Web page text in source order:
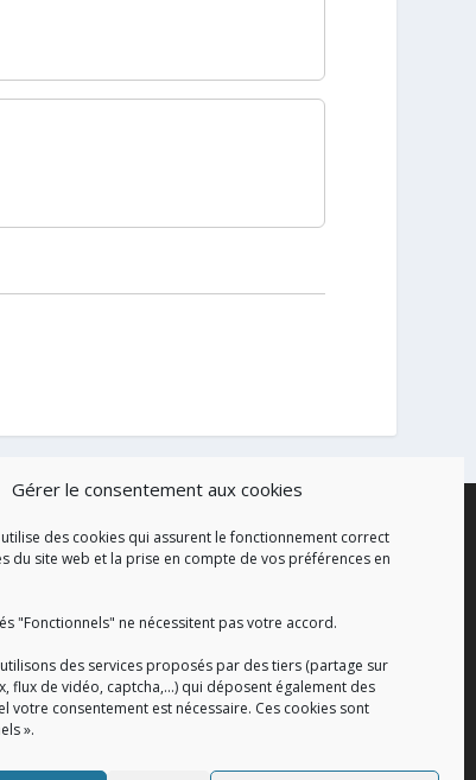
Gérer le consentement aux cookies
des cookies qui assurent le fonctionnement correct
du site web et la prise en compte de vos préférences en
"Fonctionnels" ne nécessitent pas votre accord.
utilisons des services proposés par des tiers (partage sur
flux de vidéo, captcha,...) qui déposent également des
votre consentement est nécessaire. Ces cookies sont
».